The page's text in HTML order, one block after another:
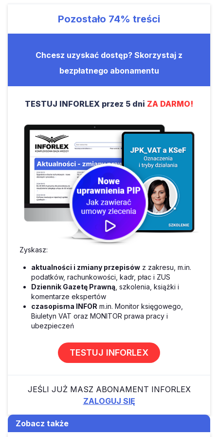
Pozostało 74% treści
Chcesz uzyskać dostęp? Skorzystaj z
bezpłatnego abonamentu
TESTUJ INFORLEX przez 5 dni ZA DARMO!
Zyskasz:
aktualności i zmiany przepisów z zakresu, m.in.
podatków, rachunkowości, kadr, płac i ZUS
Dziennik Gazetę Prawną , szkolenia, książki i
komentarze ekspertów
czasopisma INFOR m.in. Monitor księgowego,
Biuletyn VAT oraz MONITOR prawa pracy i
ubezpieczeń
TESTUJ INFORLEX
JEŚLI JUŻ MASZ ABONAMENT INFORLEX
ZALOGUJ SIĘ
Zobacz także